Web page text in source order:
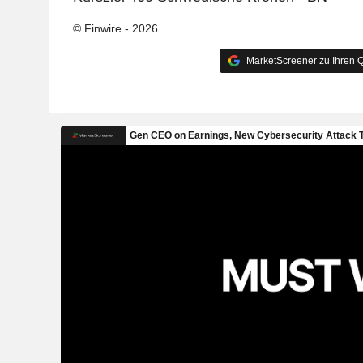
© Finwire - 2026
MarketScreener zu Ihren